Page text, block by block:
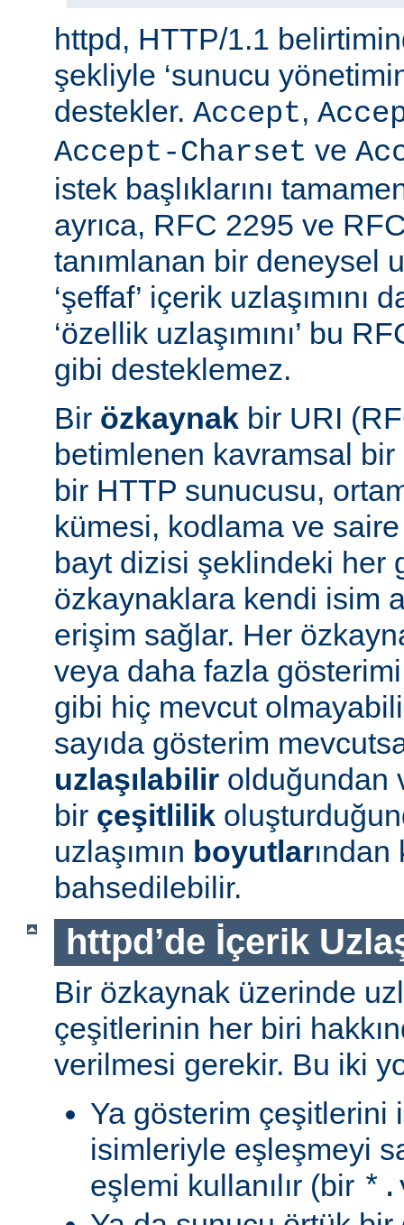
httpd, HTTP/1.1
şekliyle ‘sunucu
destekler. Accept,
Accept-Charset ve
istek başlıklarını
ayrıca, RFC 2295 ve
tanımlanan bir deneysel
‘şeffaf’ içerik uzlaşımını
‘özellik uzlaşımını’ bu
gibi desteklemez.
Bir özkaynak bir URI
betimlenen kavramsal
bir HTTP sunucusu,
kümesi, kodlama ve saire
bayt dizisi şeklindeki her
özkaynaklara kendi isim
erişim sağlar. Her
veya daha fazla
gibi hiç mevcut
sayıda gösterim
uzlaşılabilir olduğundan
bir çeşitlilik
uzlaşımın boyutlarından
bahsedilebilir.
httpd’de İçerik
Bir özkaynak üzerinde
çeşitlerinin her biri
verilmesi gerekir. Bu iki
Ya gösterim çeşitlerini
isimleriyle eşleşmeyi
eşlemi kullanılır (bir